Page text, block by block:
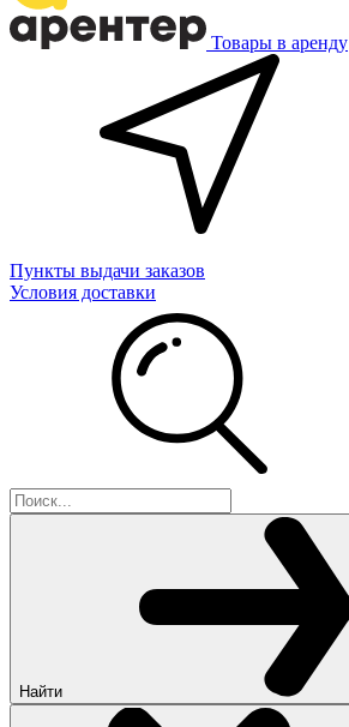
Товары в аренду
Пункты выдачи заказов
Условия доставки
Найти